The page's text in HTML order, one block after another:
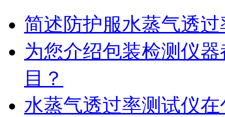
简述防护服水蒸气透
为您介绍包装检测仪
目？
水蒸气透过率测试仪